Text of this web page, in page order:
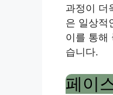
과정이 더
은 일상적
이를 통해
습니다.
페이